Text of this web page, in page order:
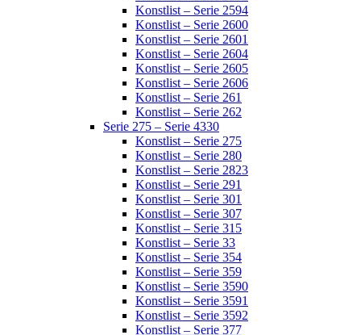
Konstlist – Serie 2594
Konstlist – Serie 2600
Konstlist – Serie 2601
Konstlist – Serie 2604
Konstlist – Serie 2605
Konstlist – Serie 2606
Konstlist – Serie 261
Konstlist – Serie 262
Serie 275 – Serie 4330
Konstlist – Serie 275
Konstlist – Serie 280
Konstlist – Serie 2823
Konstlist – Serie 291
Konstlist – Serie 301
Konstlist – Serie 307
Konstlist – Serie 315
Konstlist – Serie 33
Konstlist – Serie 354
Konstlist – Serie 359
Konstlist – Serie 3590
Konstlist – Serie 3591
Konstlist – Serie 3592
Konstlist – Serie 377